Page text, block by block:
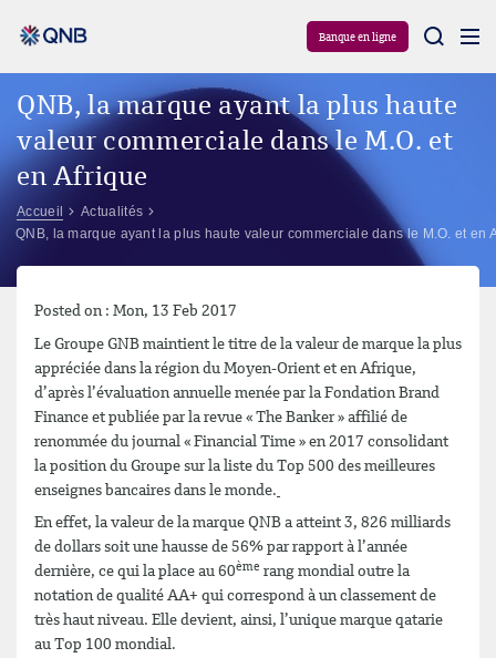
Banque en ligne
QNB, la marque ayant la plus haute
valeur commerciale dans le M.O. et
en Afrique
Accueil
Actualités
QNB, la marque ayant la plus haute valeur commerciale dans le M.O. et en
Posted on : Mon, 13 Feb 2017
Le Groupe GNB maintient le titre de la valeur de marque la plus
appréciée dans la région du Moyen-Orient et en Afrique,
d’après l’évaluation annuelle menée par la Fondation Brand
Finance et publiée par la revue « The Banker » affilié de
renommée du journal « Financial Time » en 2017 consolidant
la position du Groupe sur la liste du Top 500 des meilleures
enseignes bancaires dans le monde.
En effet, la valeur de la marque QNB a atteint 3, 826 milliards
de dollars soit une hausse de 56% par rapport à l’année
dernière, ce qui la place au 60ème rang mondial outre la
notation de qualité AA+ qui correspond à un classement de
très haut niveau. Elle devient, ainsi, l’unique marque qatarie
au Top 100 mondial.